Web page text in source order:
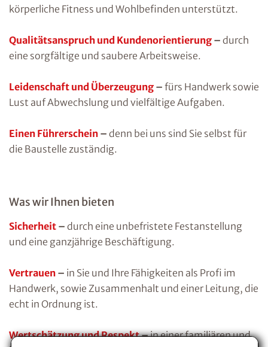
körperliche Fitness und Wohlbefinden unterstützt.
Qualitätsanspruch und Kundenorientierung – durch
eine sorgfältige und saubere Arbeitsweise.
Leidenschaft und Überzeugung – fürs Handwerk sowie
Lust auf Abwechslung und vielfältige Aufgaben.
Einen Führerschein – denn bei uns sind Sie selbst für
die Baustelle zuständig.
Was wir Ihnen bieten
Sicherheit – durch eine unbefristete Festanstellung
und eine ganzjährige Beschäftigung.
Vertrauen – in Sie und Ihre Fähigkeiten als Profi im
Handwerk, sowie Zusammenhalt und einer Leitung, die
echt in Ordnung ist.
Wertschätzung und Respekt–in einer familiären und